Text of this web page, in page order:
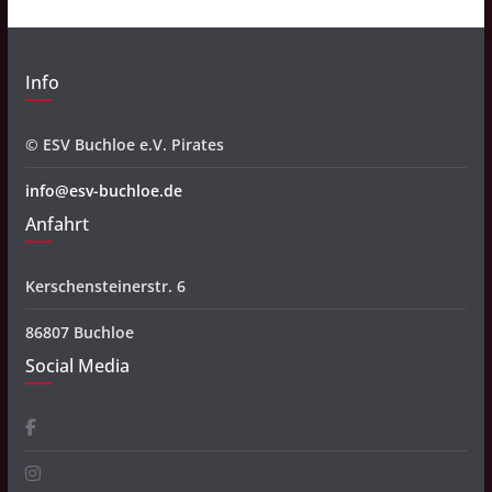
Info
© ESV Buchloe e.V. Pirates
info@esv-buchloe.de
Anfahrt
Kerschensteinerstr. 6
86807 Buchloe
Social Media